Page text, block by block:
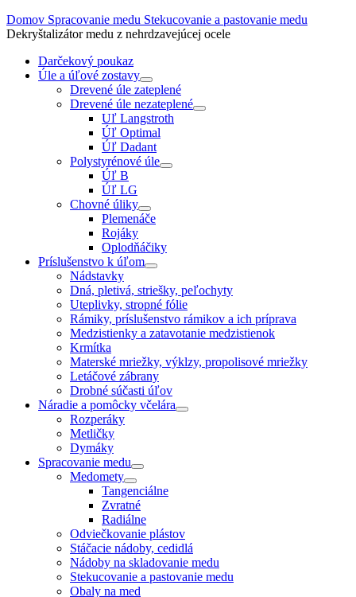
Domov Spracovanie medu Stekucovanie a pastovanie medu
Dekryštalizátor medu z nehrdzavejúcej ocele
Darčekový poukaz
Úle a úľové zostavy
Drevené úle zateplené
Drevené úle nezateplené
Uľ Langstroth
Úľ Optimal
Úľ Dadant
Polystyrénové úle
Úľ B
Úľ LG
Chovné úliky
Plemenáče
Rojáky
Oplodňáčiky
Príslušenstvo k úľom
Nádstavky
Dná, pletivá, striešky, peľochyty
Uteplivky, stropné fólie
Rámiky, príslušenstvo rámikov a ich príprava
Medzistienky a zatavotanie medzistienok
Krmítka
Materské mriežky, výklzy, propolisové mriežky
Letáčové zábrany
Drobné súčasti úľov
Náradie a pomôcky včelára
Rozperáky
Metličky
Dymáky
Spracovanie medu
Medomety
Tangenciálne
Zvratné
Radiálne
Odviečkovanie plástov
Stáčacie nádoby, cedidlá
Nádoby na skladovanie medu
Stekucovanie a pastovanie medu
Obaly na med